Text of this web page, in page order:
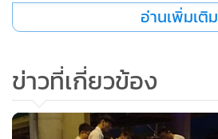
อ่านเพิ่มเติม
ข่าวที่เกี่ยวข้อง